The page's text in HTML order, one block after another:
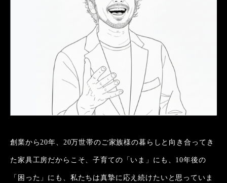
創業から20年、20万世帯のご家族様の暮らしと向き合ってき
た家具工房だからこそ、子育ての「いま」にも、10年後の
「困った」にも、私たちは真摯に応え続けたいと思っていま